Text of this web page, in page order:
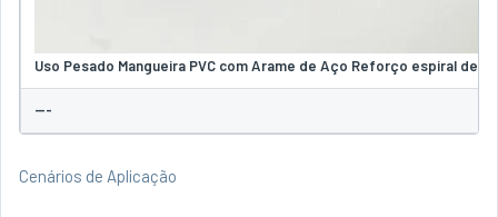
Uso Pesado Mangueira PVC com Arame de Aço Reforço espiral
---
Cenários de Aplicação